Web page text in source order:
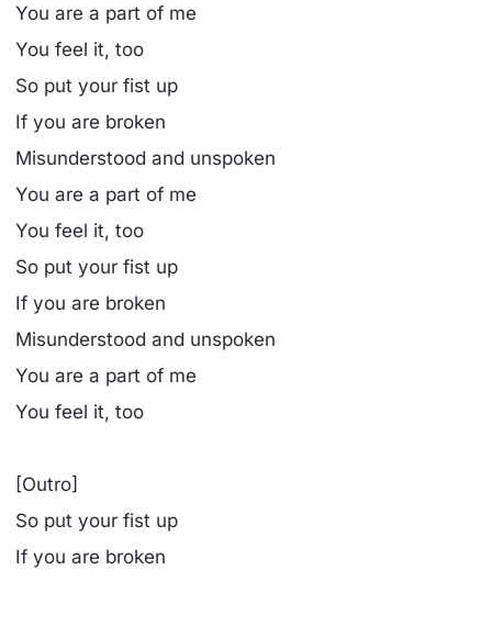
You are a part of me
You feel it, too
So put your fist up
If you are broken
Misunderstood and unspoken
You are a part of me
You feel it, too
So put your fist up
If you are broken
Misunderstood and unspoken
You are a part of me
You feel it, too
[Outro]
So put your fist up
If you are broken